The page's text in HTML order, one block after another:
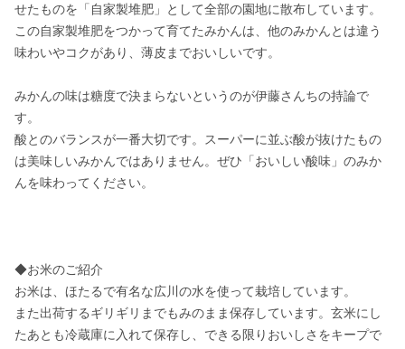
せたものを「自家製堆肥」として全部の園地に散布しています。
この自家製堆肥をつかって育てたみかんは、他のみかんとは違う
味わいやコクがあり、薄皮までおいしいです。
みかんの味は糖度で決まらないというのが伊藤さんちの持論で
す。
酸とのバランスが一番大切です。スーパーに並ぶ酸が抜けたもの
は美味しいみかんではありません。ぜひ「おいしい酸味」のみか
んを味わってください。
◆お米のご紹介
お米は、ほたるで有名な広川の水を使って栽培しています。
また出荷するギリギリまでもみのまま保存しています。玄米にし
たあとも冷蔵庫に入れて保存し、できる限りおいしさをキープで